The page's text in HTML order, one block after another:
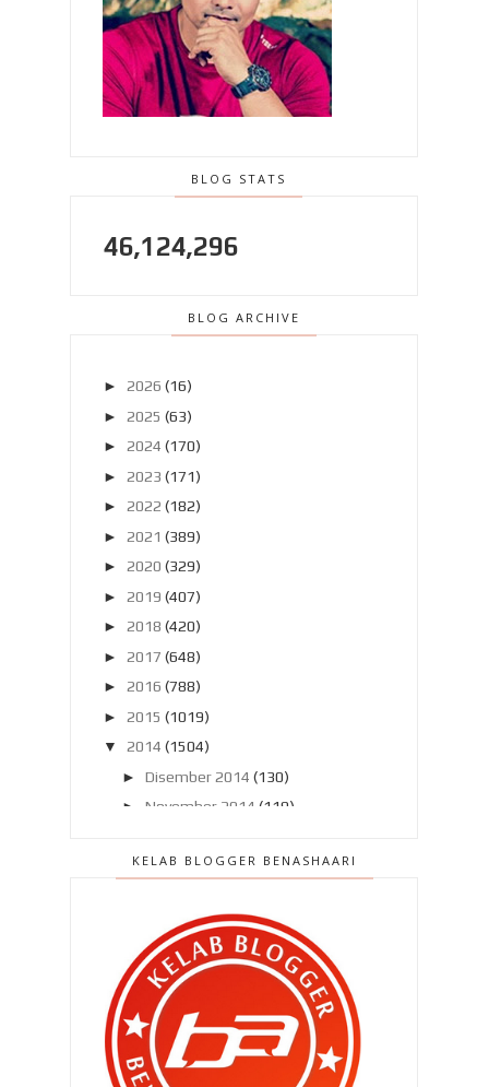
BLOG STATS
46,124,296
BLOG ARCHIVE
► 2026 (16)
► 2025 (63)
► 2024 (170)
► 2023 (171)
► 2022 (182)
► 2021 (389)
► 2020 (329)
► 2019 (407)
► 2018 (420)
► 2017 (648)
► 2016 (788)
► 2015 (1019)
▼
2014 (1504)
► Disember 2014 (130)
► November 2014 (119)
►September 2014 (121)
Julai 2014(103)
►Jun 2014 (104)
►
Mei 2014
►
April 2014
(121)
Mac 2014
(132)
Pentingnya sijil perakuan nikah dan
KELAB BLOGGER BENASHAARI